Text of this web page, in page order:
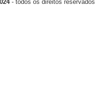
- todos os direitos reservados.